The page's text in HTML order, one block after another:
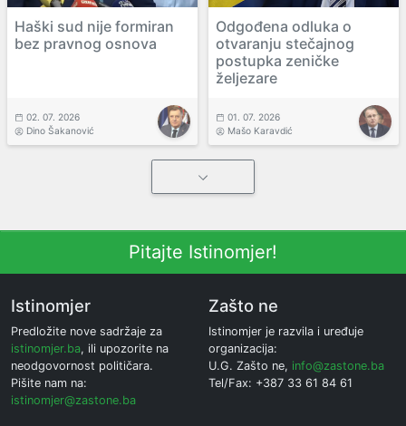
Haški sud nije formiran
bez pravnog osnova
02. 07. 2026
Dino Šakanović
Odgođena odluka o
otvaranju stečajnog
postupka zeničke
željezare
01. 07. 2026
Mašo Karavdić
Pitajte Istinomjer!
Istinomjer
Predložite nove sadržaje za
istinomjer.ba, ili upozorite na
neodgovornost političara.
Pišite nam na:
istinomjer@zastone.ba
Zašto ne
Istinomjer je razvila i uređuje
organizacija:
U.G. Zašto ne, info@zastone.ba
Tel/Fax: +387 33 61 84 61